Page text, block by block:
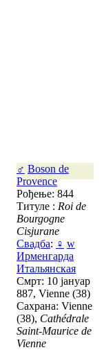
♂ Boson de
Provence
Рођење: 844
Титуле : Roi de
Bourgogne
Cisjurane
Свадба: ♀ w
Ирменгарда
Итальянская
Смрт: 10 јануар
887, Vienne (38)
Сахрана: Vienne
(38), Cathédrale
Saint-Maurice de
Vienne